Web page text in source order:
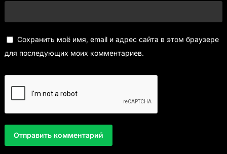
Сохранить моё имя, email и адрес сайта в этом браузере
для последующих моих комментариев.